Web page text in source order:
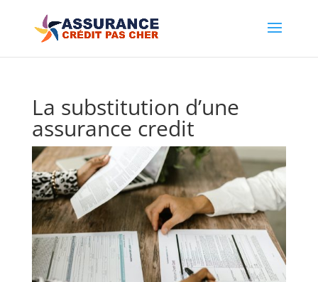
La substitution d’une
assurance credit